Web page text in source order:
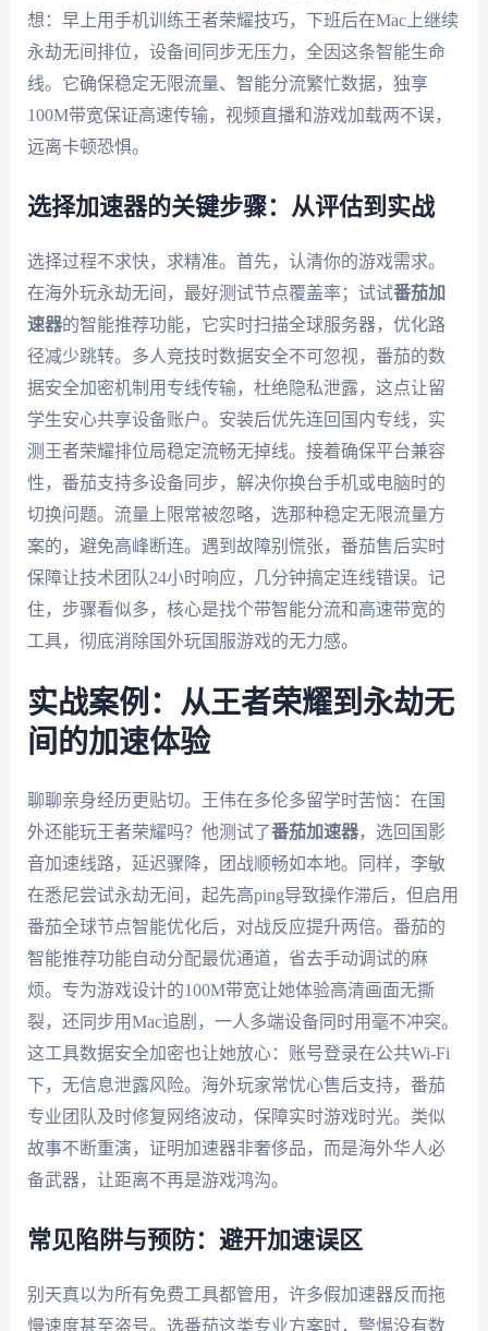
想：早上用手机训练王者荣耀技巧，下班后在Mac上继续
永劫无间排位，设备间同步无压力，全因这条智能生命
线。它确保稳定无限流量、智能分流繁忙数据，独享
100M带宽保证高速传输，视频直播和游戏加载两不误，
远离卡顿恐惧。
选择加速器的关键步骤：从评估到实战
选择过程不求快，求精准。首先，认清你的游戏需求。
在海外玩永劫无间，最好测试节点覆盖率；试试番茄加
速器的智能推荐功能，它实时扫描全球服务器，优化路
径减少跳转。多人竞技时数据安全不可忽视，番茄的数
据安全加密机制用专线传输，杜绝隐私泄露，这点让留
学生安心共享设备账户。安装后优先连回国内专线，实
测王者荣耀排位局稳定流畅无掉线。接着确保平台兼容
性，番茄支持多设备同步，解决你换台手机或电脑时的
切换问题。流量上限常被忽略，选那种稳定无限流量方
案的，避免高峰断连。遇到故障别慌张，番茄售后实时
保障让技术团队24小时响应，几分钟搞定连线错误。记
住，步骤看似多，核心是找个带智能分流和高速带宽的
工具，彻底消除国外玩国服游戏的无力感。
实战案例：从王者荣耀到永劫无
间的加速体验
聊聊亲身经历更贴切。王伟在多伦多留学时苦恼：在国
外还能玩王者荣耀吗？他测试了番茄加速器，选回国影
音加速线路，延迟骤降，团战顺畅如本地。同样，李敏
在悉尼尝试永劫无间，起先高ping导致操作滞后，但启用
番茄全球节点智能优化后，对战反应提升两倍。番茄的
智能推荐功能自动分配最优通道，省去手动调试的麻
烦。专为游戏设计的100M带宽让她体验高清画面无撕
裂，还同步用Mac追剧，一人多端设备同时用毫不冲突。
这工具数据安全加密也让她放心：账号登录在公共Wi-Fi
下，无信息泄露风险。海外玩家常忧心售后支持，番茄
专业团队及时修复网络波动，保障实时游戏时光。类似
故事不断重演，证明加速器非奢侈品，而是海外华人必
备武器，让距离不再是游戏鸿沟。
常见陷阱与预防：避开加速误区
别天真以为所有免费工具都管用，许多假加速器反而拖
慢速度甚至盗号。选番茄这类专业方案时，警惕没有数